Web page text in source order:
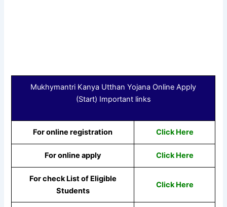
Mukhymantri Kanya Utthan Yojana Online Apply
(Start) Important links
For online registration Click Here
For online apply Click Here
For check List of Eligible
Students
Click Here